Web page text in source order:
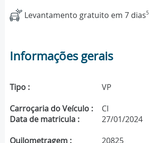
Levantamento gratuito em 7 dias5
Informações gerais
Tipo : VP
Carroçaria do Veículo : CI
Data de matricula :
27/01/2024
Quilometragem :
20825